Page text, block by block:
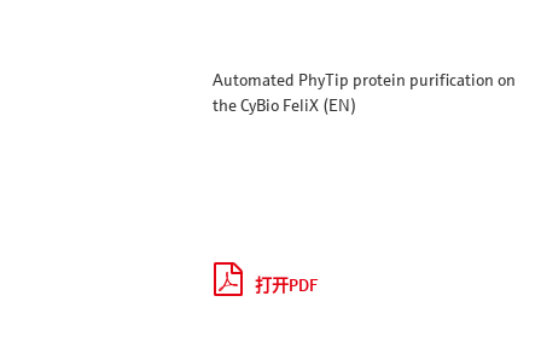
Automated PhyTip protein purification on
the CyBio FeliX (EN)
打开PDF